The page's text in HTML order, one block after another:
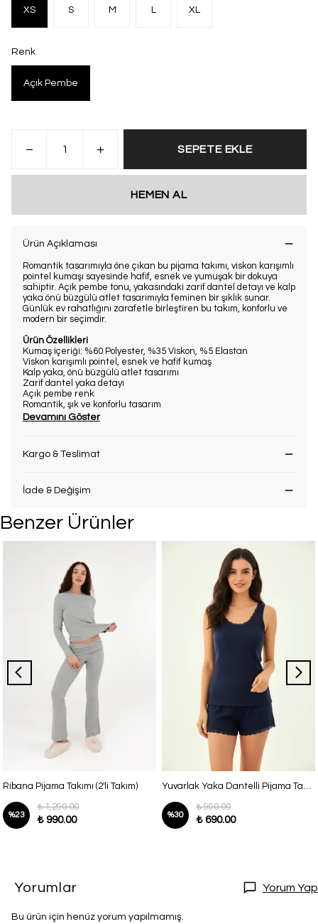
XS S M L XL
Renk
Açık Pembe
SEPETE EKLE
HEMEN AL
Ürün Açıklaması
Romantik tasarımıyla öne çıkan bu pijama takımı, viskon karışımlı
pointel kumaşı sayesinde hafif, esnek ve yumuşak bir dokuya
sahiptir. Açık pembe tonu, yakasındaki zarif dantel detayı ve kalp
yaka önü büzgülü atlet tasarımıyla feminen bir şıklık sunar.
Günlük ev rahatlığını zarafetle birleştiren bu takım, konforlu ve
modern bir seçimdir.
Ürün Özellikleri
Kumaş içeriği: %60 Polyester, %35 Viskon, %5 Elastan
Viskon karışımlı pointel, esnek ve hafif kumaş
Kalp yaka, önü büzgülü atlet tasarımı
Zarif dantel yaka detayı
Açık pembe renk
Romantik, şık ve konforlu tasarım
Devamını Göster
Kargo & Teslimat
İade & Değişim
Benzer Ürünler
Ribana Pijama Takımı (2'li Takım)
%23
₺ 1,290.00
₺ 990.00
Yuvarlak Yaka Dantelli Pijama Takımı
%30
₺ 990.00
₺ 690.00
Yorumlar Yorum Yap
Bu ürün için henüz yorum yapılmamış.